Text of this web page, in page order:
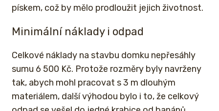
pískem, což by mělo prodloužit jejich životnost.
Minimální náklady i odpad
Celkové náklady na stavbu domku nepřesáhly
sumu 6 500 Kč. Protože rozměry byly navrženy
tak, abych mohl pracovat s 3 m dlouhým
materiálem, další výhodou bylo i to, že celkový